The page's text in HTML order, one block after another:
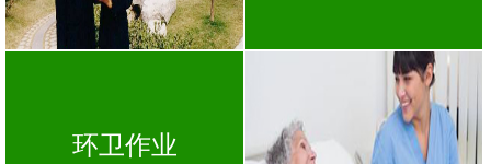
环卫作业